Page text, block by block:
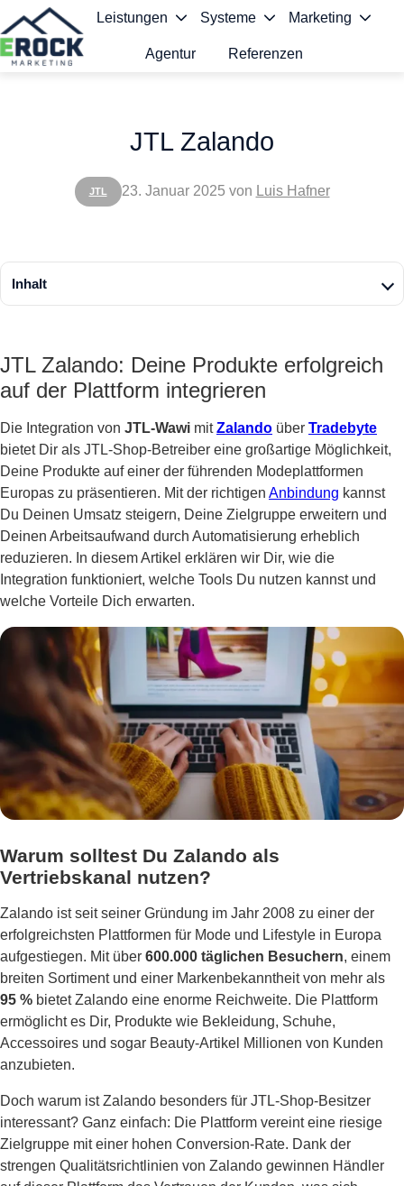
Leistungen Systeme Marketing
Agentur Referenzen
JTL
JTL Zalando
23. Januar 2025 von Luis Hafner
Inhalt
JTL Zalando: Deine Produkte erfolgreich
auf der Plattform integrieren
Die Integration von JTL-Wawi mitZalando über Tradebyte
bietet Dir als JTL-Shop-Betreiber eine großartige Möglichkeit,
Deine Produkte auf einer der führenden Modeplattformen
Europas zu präsentieren. Mit der richtigen Anbindung kannst
Du Deinen Umsatz steigern, Deine Zielgruppe erweitern und
Deinen Arbeitsaufwand durch Automatisierung erheblich
reduzieren. In diesem Artikel erklären wir Dir, wie die
Integration funktioniert, welche Tools Du nutzen kannst und
welche Vorteile Dich erwarten.
Warum solltest Du Zalando als
Vertriebskanal nutzen?
Zalando ist seit seiner Gründung im Jahr 2008 zu einer der
erfolgreichsten Plattformen für Mode und Lifestyle in Europa
aufgestiegen. Mit über 600.000 täglichen Besuchern, einem
breiten Sortiment und einer Markenbekanntheit von mehr als
95 % bietet Zalando eine enorme Reichweite. Die Plattform
ermöglicht es Dir, Produkte wie Bekleidung, Schuhe,
Accessoires und sogar Beauty-Artikel Millionen von Kunden
anzubieten.
Doch warum ist Zalando besonders für JTL-Shop-Besitzer
interessant? Ganz einfach: Die Plattform vereint eine riesige
Zielgruppe mit einer hohen Conversion-Rate. Dank der
strengen Qualitätsrichtlinien von Zalando gewinnen Händler